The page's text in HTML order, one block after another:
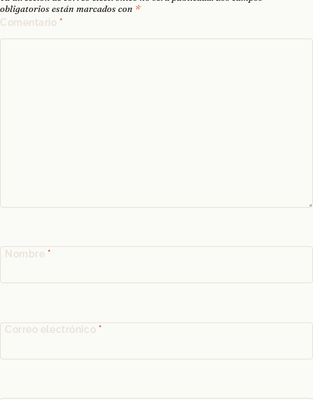
obligatorios están marcados con *
Comentario *
Nombre *
Correo electrónico *